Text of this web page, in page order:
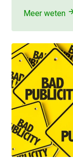
Meer weten